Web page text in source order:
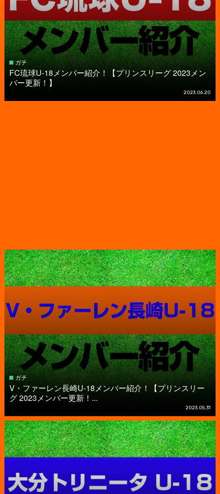
ガチ
FC琉球U-18メンバー紹介！【プリンスリーグ 2023メン
バー更新！】
2023.06.20
ガチ
V・ファーレン長崎U-18メンバー紹介！【プリンスリー
グ 2023メンバー更新！...
2023.05.31